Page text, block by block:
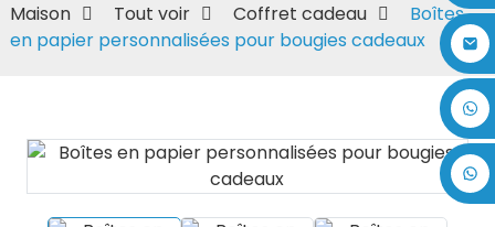
Maison Tout voir Coffret cadeau
Boîtes
en papier personnalisées pour bougies cadeaux